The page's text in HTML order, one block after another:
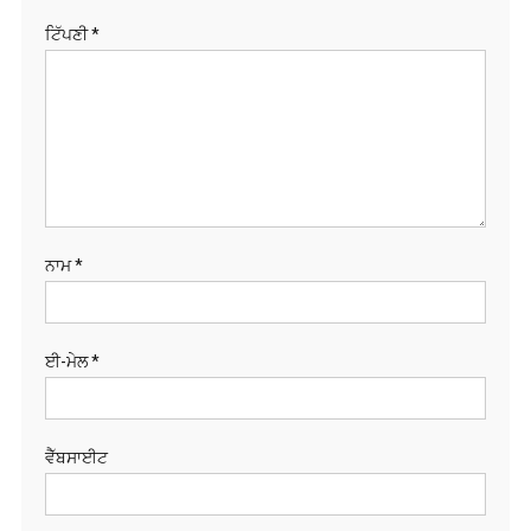
ਟਿੱਪਣੀ*
ਨਾਮ*
ਈ-ਮੇਲ*
ਵੈੱਬਸਾਈਟ